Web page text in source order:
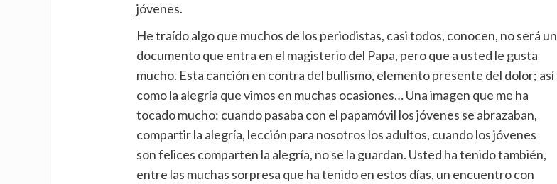
jóvenes.
He traído algo que muchos de los periodistas, casi todos, conocen, no será un
documento que entra en el magisterio del Papa, pero que a usted le gusta
mucho. Esta canción en contra del bullismo, elemento presente del dolor; así
como la alegría que vimos en muchas ocasiones… Una imagen que me ha
tocado mucho: cuando pasaba con el papamóvil los jóvenes se abrazaban,
compartir la alegría, lección para nosotros los adultos, cuando los jóvenes
son felices comparten la alegría, no se la guardan. Usted ha tenido también,
entre las muchas sorpresa que ha tenido en estos días, un encuentro con